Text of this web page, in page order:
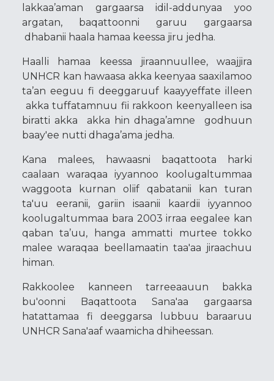
lakkaa’aman gargaarsa idil-addunyaa yoo
argatan, baqattoonni garuu gargaarsa
dhabanii haala hamaa keessa jiru jedha.
Haalli hamaa keessa jiraannuullee, waajjira
UNHCR kan hawaasa akka keenyaa saaxilamoo
ta’an eeguu fi deeggaruuf kaayyeffate illeen
akka tuffatamnuu fii rakkoon keenyalleen isa
biratti akka akka hin dhaga’amne godhuun
baay'ee nutti dhaga’ama jedha.
Kana malees, hawaasni baqattoota harki
caalaan waraqaa iyyannoo koolugaltummaa
waggoota kurnan oliif qabatanii kan turan
ta'uu eeranii, gariin isaanii kaardii iyyannoo
koolugaltummaa bara 2003 irraa eegalee kan
qaban ta’uu, hanga ammatti murtee tokko
malee waraqaa beellamaatin taa'aa jiraachuu
himan.
Rakkoolee kanneen tarreeaauun bakka
bu'oonni Baqattoota Sana'aa gargaarsa
hatattamaa fi deeggarsa lubbuu baraaruu
UNHCR Sana'aaf waamicha dhiheessan.